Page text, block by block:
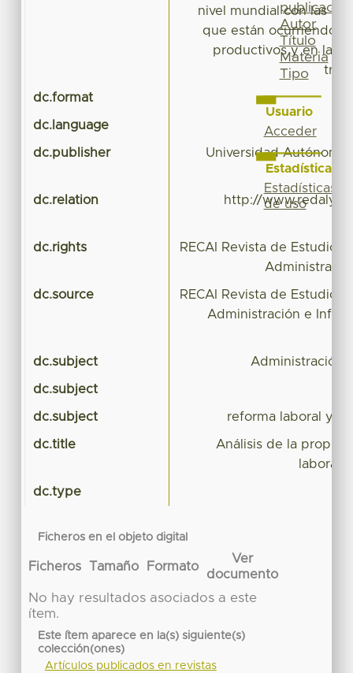
nivel mundial con las
que están ocurriendo
productivos y en las
dc.format
dc.language
dc.publisher Universidad Autónoma
dc.relation http://
dc.rights
RECAI Revista de Estudios
dc.source
RECAI Revista de Estudios
Administración e
dc.subject Administración
dc.subject
dc.subject reforma laboral y
dc.title
Análisis de la
laboral
dc.type
Ficheros en el objeto digital
Ficheros Tamaño Formato
Ver
documento
No hay resultados asociados a este
ítem.
Este ítem aparece en la(s) siguiente(s)
colección(ones)
Artículos publicados en revistas
publicación
Autor
Título
Materia
Tipo
Usuario
Acceder
Estadísticas
Estadísticas
de uso